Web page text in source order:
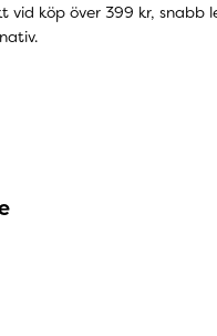
vid köp över 399 kr, snabb